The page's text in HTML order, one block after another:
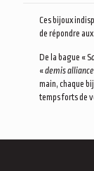
Ces bijoux
de répondre
De la bague « S
«demis
main, chaque
temps forts de